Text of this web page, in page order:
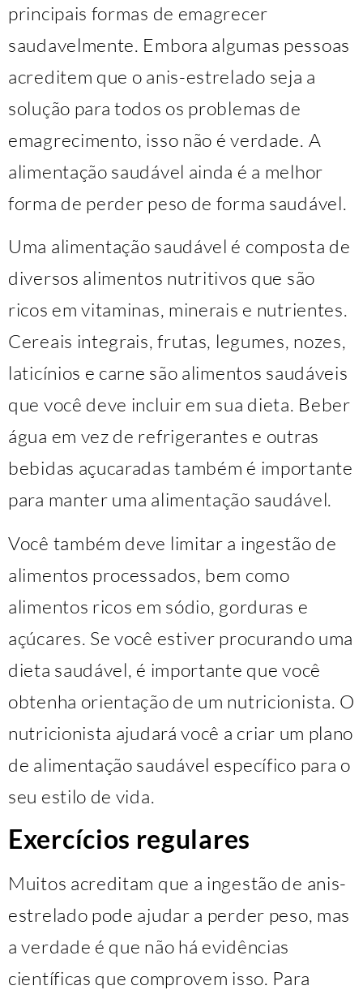
principais formas de emagrecer
saudavelmente. Embora algumas pessoas
acreditem que o anis-estrelado seja a
solução para todos os problemas de
emagrecimento, isso não é verdade. A
alimentação saudável ainda é a melhor
forma de perder peso de forma saudável.
Uma alimentação saudável é composta de
diversos alimentos nutritivos que são
ricos em vitaminas, minerais e nutrientes.
Cereais integrais, frutas, legumes, nozes,
laticínios e carne são alimentos saudáveis ​​
que você deve incluir em sua dieta. Beber
água em vez de refrigerantes e outras
bebidas açucaradas também é importante
para manter uma alimentação saudável.
Você também deve limitar a ingestão de
alimentos processados, bem como
alimentos ricos em sódio, gorduras e
açúcares. Se você estiver procurando uma
dieta saudável, é importante que você
obtenha orientação de um nutricionista. O
nutricionista ajudará você a criar um plano
de alimentação saudável específico para o
seu estilo de vida.
Exercícios regulares
Muitos acreditam que a ingestão de anis-
estrelado pode ajudar a perder peso, mas
a verdade é que não há evidências
científicas que comprovem isso. Para